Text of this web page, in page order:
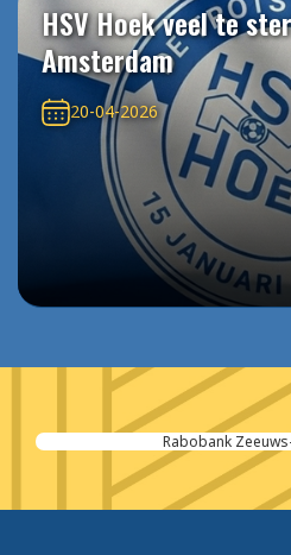
HSV Hoek veel te
Amsterdam
20-04-2026
Rabobank